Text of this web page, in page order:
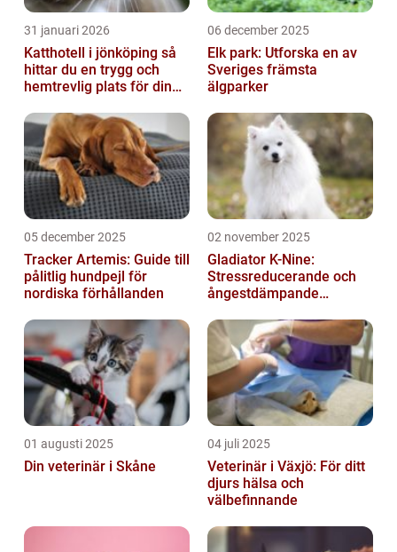
31 januari 2026
Katthotell i jönköping så
hittar du en trygg och
hemtrevlig plats för din
06 december 2025
Elk park: Utforska en av
Sveriges främsta
älgparker
05 december 2025
Tracker Artemis: Guide till
pålitlig hundpejl för
nordiska förhållanden
02 november 2025
Gladiator K-Nine:
Stressreducerande och
ångestdämpande
01 augusti 2025
Din veterinär i Skåne
04 juli 2025
Veterinär i Växjö: För ditt
djurs hälsa och
välbefinnande